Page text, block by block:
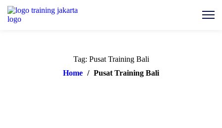
Tag: Pusat Training Bali
Home / Pusat Training Bali